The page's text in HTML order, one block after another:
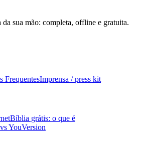
sua mão: completa, offline e gratuita.
FrequentesImprensa / press kit
Bíblia grátis: o que é
YouVersion